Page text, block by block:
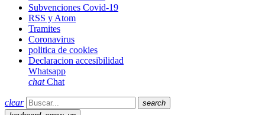
Subvenciones Covid-19
RSS y Atom
Tramites
Coronavirus
politica de cookies
Declaracion accesibilidad
Whatsapp
chat Chat
clear
search